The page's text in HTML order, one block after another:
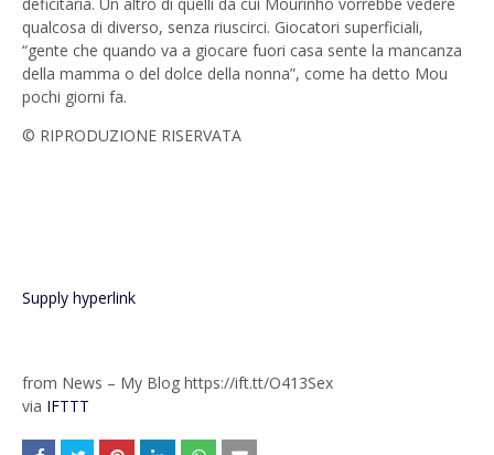
deficitaria. Un altro di quelli da cui Mourinho vorrebbe vedere
qualcosa di diverso, senza riuscirci. Giocatori superficiali,
“gente che quando va a giocare fuori casa sente la mancanza
della mamma o del dolce della nonna”, come ha detto Mou
pochi giorni fa.
© RIPRODUZIONE RISERVATA
Supply hyperlink
from News – My Blog https://ift.tt/O413Sex
via IFTTT